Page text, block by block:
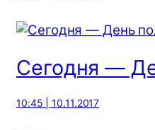
Сегодня —
10:45 | 10.11.2017